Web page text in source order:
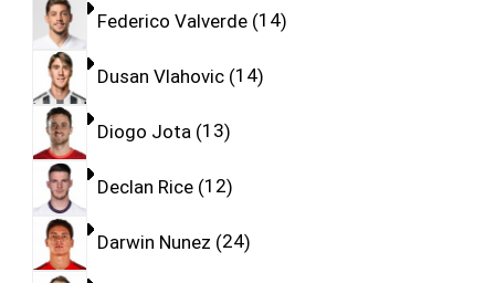
Federico Valverde 14
Dusan Vlahovic 14
Diogo Jota 13
Declan Rice 12
Darwin Nunez 24